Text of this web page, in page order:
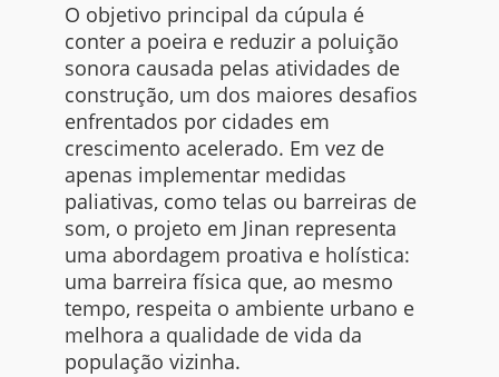
O objetivo principal da cúpula é
conter a poeira e reduzir a poluição
sonora causada pelas atividades de
construção, um dos maiores desafios
enfrentados por cidades em
crescimento acelerado. Em vez de
apenas implementar medidas
paliativas, como telas ou barreiras de
som, o projeto em Jinan representa
uma abordagem proativa e holística:
uma barreira física que, ao mesmo
tempo, respeita o ambiente urbano e
melhora a qualidade de vida da
população vizinha.